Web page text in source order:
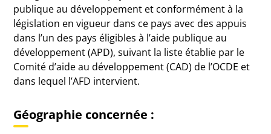
publique au développement et conformément à la
législation en vigueur dans ce pays avec des appuis
dans l’un des pays éligibles à l’aide publique au
développement (APD), suivant la liste établie par le
Comité d’aide au développement (CAD) de l’OCDE et
dans lequel l’AFD intervient.
Géographie concernée :